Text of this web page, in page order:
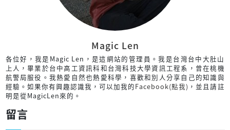
Magic Len
各位好，我是Magic Len，是這網站的管理員。我是台灣台中大肚山
上人，畢業於台中高工資訊科和台灣科技大學資訊工程系，曾在桃機
航警局服役。我熱愛自然也熱愛科學，喜歡和別人分享自己的知識與
經驗。如果你有興趣認識我，可以加我的Facebook(點我) ，並且請註
明是從MagicLen來的。
留言